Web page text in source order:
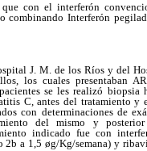
con el interferón
combinando Interferón
J. M. de los Ríos y del
los cuales presentaban
se les realizó
C, antes del tratamiento y
con determinaciones de
del mismo y posterior
indicado fue con
a 1,5 øg/Kg/semana) y